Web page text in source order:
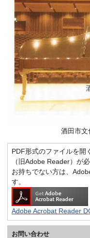
酒田市文
PDF形式のファイルを開
（旧Adobe Reader）が必
お持ちでない方は、
す。
Adobe Acrobat Reader
お問い合わせ